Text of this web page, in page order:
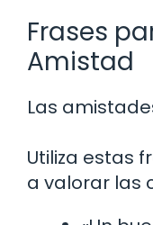
Frases
Amistad
Las
Utiliza estas
a valorar las